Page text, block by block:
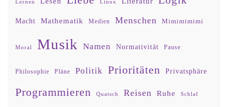
Lernen Linux
Macht Mathematik Medien Menschen Mimimimimi
Moral Musik Namen Normativität Pause
Philosophie Pläne Politik Prioritäten Privatsphäre
Programmieren Quatsch Reisen Ruhe Schlaf